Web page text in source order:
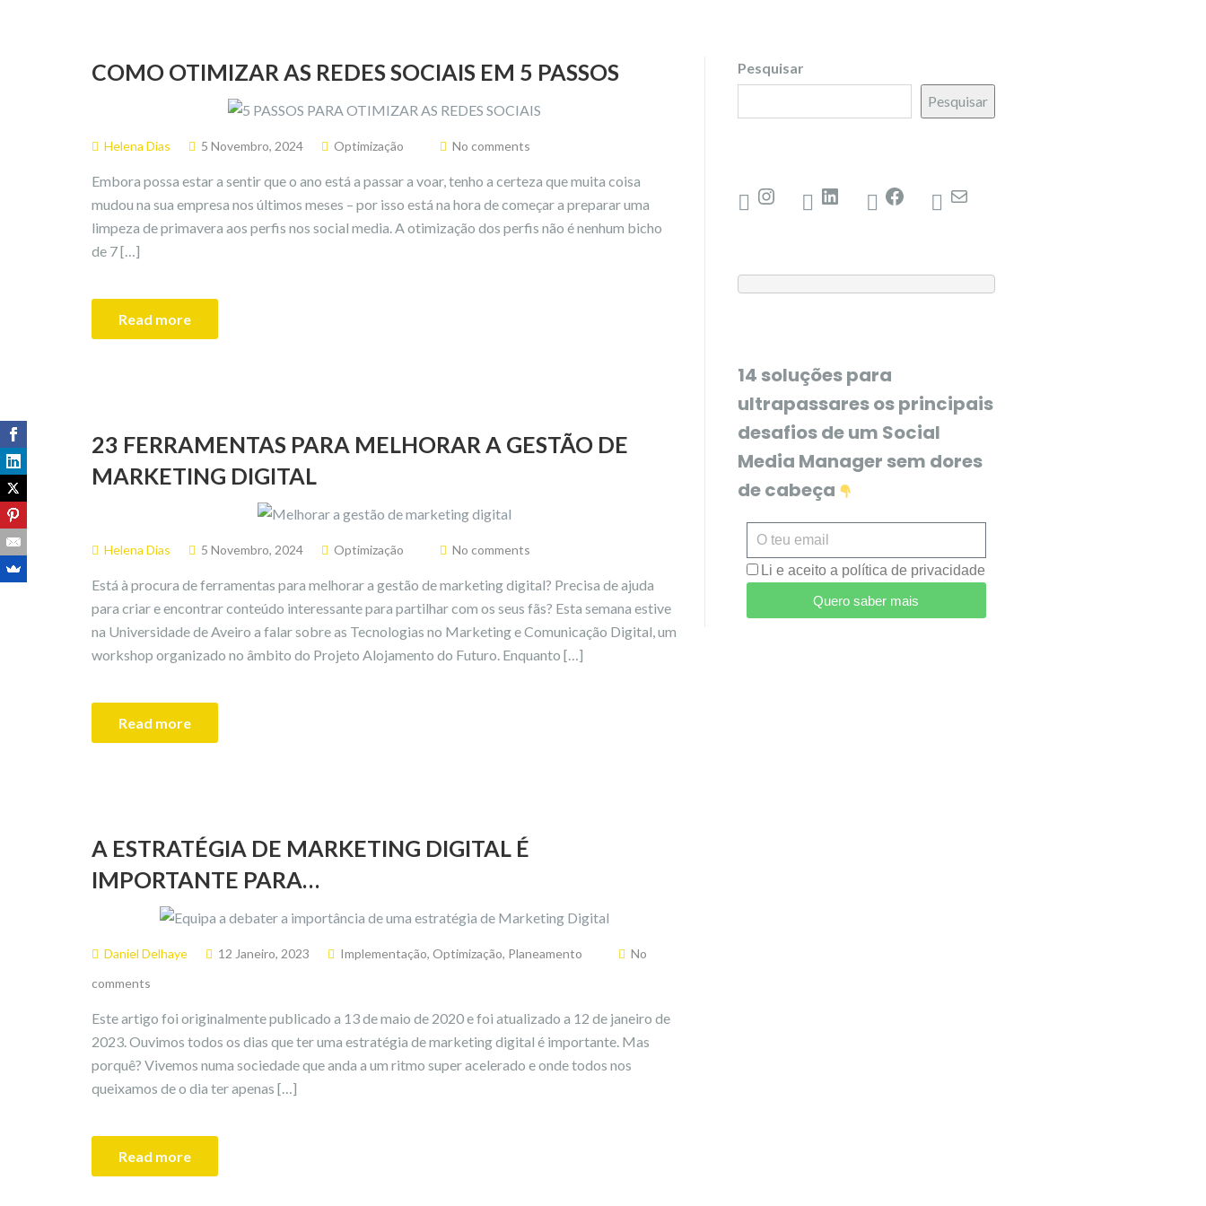
COMO OTIMIZAR AS REDES SOCIAIS EM 5 PASSOS
Helena Dias 5 Novembro, 2024 Optimização No comments
Embora possa estar a sentir que o ano está a passar a voar, tenho a certeza que muita coisa
mudou na sua empresa nos últimos meses – por isso está na hora de começar a preparar uma
limpeza de primavera aos perfis nos social media. A otimização dos perfis não é nenhum bicho
de 7 […]
Read more
23 FERRAMENTAS PARA MELHORAR A GESTÃO DE
MARKETING DIGITAL
Helena Dias 5 Novembro, 2024 Optimização No comments
Está à procura de ferramentas para melhorar a gestão de marketing digital? Precisa de ajuda
para criar e encontrar conteúdo interessante para partilhar com os seus fãs? Esta semana estive
na Universidade de Aveiro a falar sobre as Tecnologias no Marketing e Comunicação Digital, um
workshop organizado no âmbito do Projeto Alojamento do Futuro. Enquanto […]
Read more
A ESTRATÉGIA DE MARKETING DIGITAL É
IMPORTANTE PARA…
Daniel Delhaye 12 Janeiro, 2023 Implementação, Optimização, Planeamento
No
comments
Este artigo foi originalmente publicado a 13 de maio de 2020 e foi atualizado a 12 de janeiro de
2023. Ouvimos todos os dias que ter uma estratégia de marketing digital é importante. Mas
porquê? Vivemos numa sociedade que anda a um ritmo super acelerado e onde todos nos
queixamos de o dia ter apenas […]
Read more
Pesquisar
Pesquisar
14 soluções para
ultrapassares os principais
desafios de um Social
Media Manager sem dores
de cabeça
Li e aceito a política de privacidade
Quero saber mais